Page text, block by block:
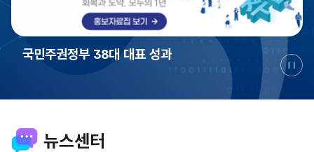
과학기술ㆍAI로 여는 대한민국 대도약
배경훈 부총리, 서울 스마트쉼센터 방문
해남군 솔라시도 데이터센터 파크에서 '국가 AI
국민주권정부 38대 대표 성과
과학기술ㆍAI로 여는 대한민국 대도약
배경훈 부총리, 서울 스마트쉼센터 방문
자
뉴스센터